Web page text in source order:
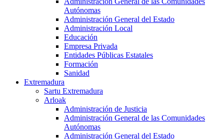
Autónomas
Administración General del Estado
Administración Local
Educación
Empresa Privada
Entidades Públicas Estatales
Formación
Sanidad
Extremadura
Sartu Extremadura
Arloak
Administración de Justicia
Administración General de las Comunidades
Autónomas
Administración General del Estado